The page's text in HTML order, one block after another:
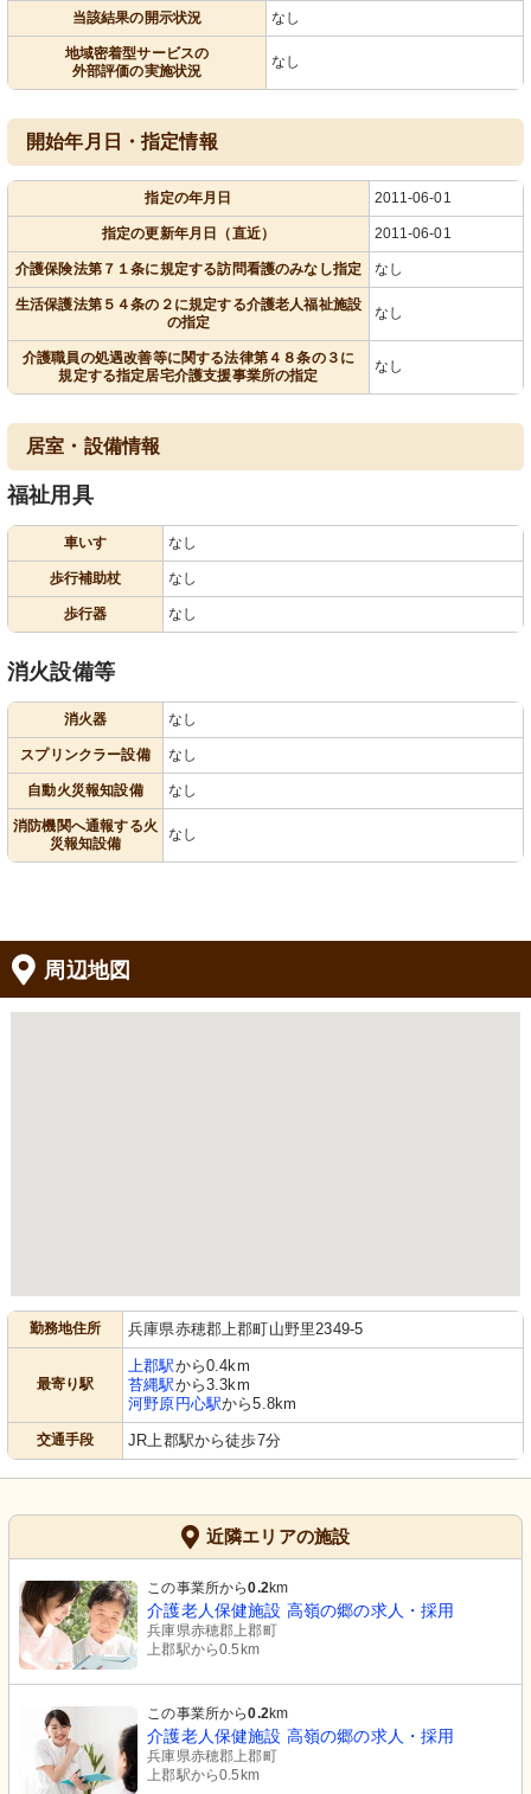
当該結果の開示状況 なし
地域密着型サービスの
外部評価の実施状況
なし
開始年月日・指定情報
指定の年月日 2011-06-01
指定の更新年月日（直近） 2011-06-01
介護保険法第７１条に規定する訪問看護のみなし指定 なし
生活保護法第５４条の２に規定する介護老人福祉施設
の指定
なし
介護職員の処遇改善等に関する法律第４８条の３に
規定する指定居宅介護支援事業所の指定
なし
居室・設備情報
福祉用具
車いす なし
歩行補助杖 なし
歩行器 なし
消火設備等
消火器 なし
スプリンクラー設備 なし
自動火災報知設備 なし
消防機関へ通報する火
災報知設備
なし
周辺地図
勤務地住所 兵庫県赤穂郡上郡町山野里2349-5
最寄り駅
上郡駅から0.4km
苔縄駅から3.3km
河野原円心駅から5.8km
交通手段 JR上郡駅から徒歩7分
近隣エリアの施設
この事業所から0.2km
介護老人保健施設 高嶺の郷の求人・採用
兵庫県赤穂郡上郡町
上郡駅から0.5km
この事業所から0.2km
介護老人保健施設 高嶺の郷の求人・採用
兵庫県赤穂郡上郡町
上郡駅から0.5km